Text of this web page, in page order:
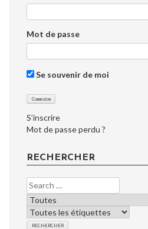
Mot de passe
Se souvenir de moi
S’inscrire
Mot de passe perdu ?
RECHERCHER